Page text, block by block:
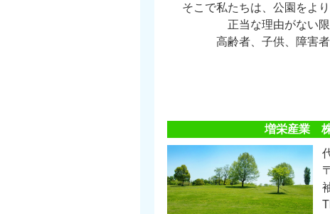
そこで私たちは、公園をよ
正当な理由がない
高齢者、子供、障害
増栄産業